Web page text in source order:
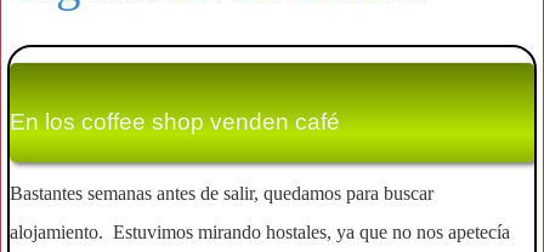
En los coffee shop venden café
Bastantes semanas antes de salir, quedamos para buscar
alojamiento. Estuvimos mirando hostales, ya que no nos apetecía